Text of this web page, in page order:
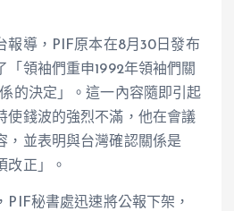
報導，PIF原本在8月30日發布
「領袖們重申1992年領袖們關
的決定」。這一內容隨即引起
使錢波的強烈不滿，他在會議
，並表明與台灣確認關係是
改正」。
PIF秘書處迅速將公報下架，